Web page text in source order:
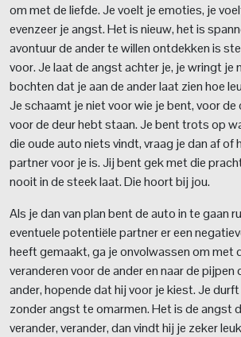
om met de liefde. Je voelt je emoties, je
evenzeer je angst. Het is nieuw, het is
avontuur de ander te willen ontdekken is
voor. Je laat de angst achter je, je wringt je
bochten dat je aan de ander laat zien hoe
Je schaamt je niet voor wie je bent, voor de
voor de deur hebt staan. Je bent trots op
die oude auto niets vindt, vraag je dan af of
partner voor je is. Jij bent gek met die
nooit in de steek laat. Die hoort bij jou.
Als je dan van plan bent de auto in te gaan
eventuele potentiële partner er een
heeft gemaakt, ga je onvolwassen om met
veranderen voor de ander en naar de pijpen
ander, hopende dat hij voor je kiest. Je
zonder angst te omarmen. Het is de angst
verander, verander, dan vindt hij je zeker